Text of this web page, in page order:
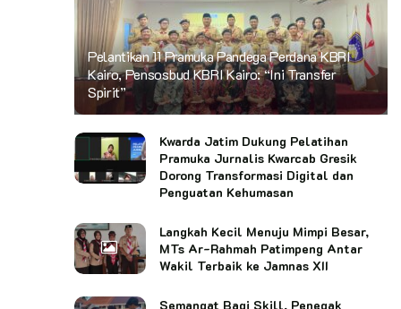
Pelantikan 11 Pramuka Pandega Perdana KBRI
Kairo, Pensosbud KBRI Kairo: “Ini Transfer
Spirit”
Kwarda Jatim Dukung Pelatihan
Pramuka Jurnalis Kwarcab Gresik
Dorong Transformasi Digital dan
Penguatan Kehumasan
Langkah Kecil Menuju Mimpi Besar,
MTs Ar-Rahmah Patimpeng Antar
Wakil Terbaik ke Jamnas XII
Semangat Bagi Skill, Penegak